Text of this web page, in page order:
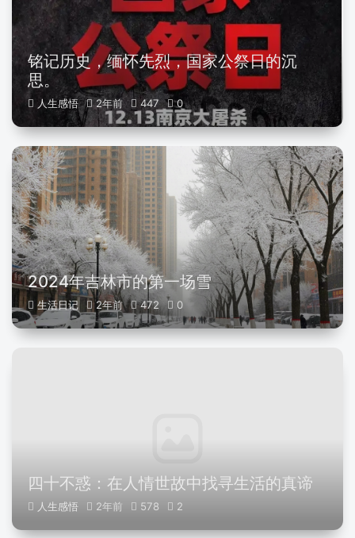
铭记历史，缅怀先烈，国家公祭日的沉
思。
人生感悟 2年前 447 0
2024年吉林市的第一场雪
生活日记 2年前 472 0
四十不惑：在人情世故中找寻生活的真谛
人生感悟 2年前 578 2